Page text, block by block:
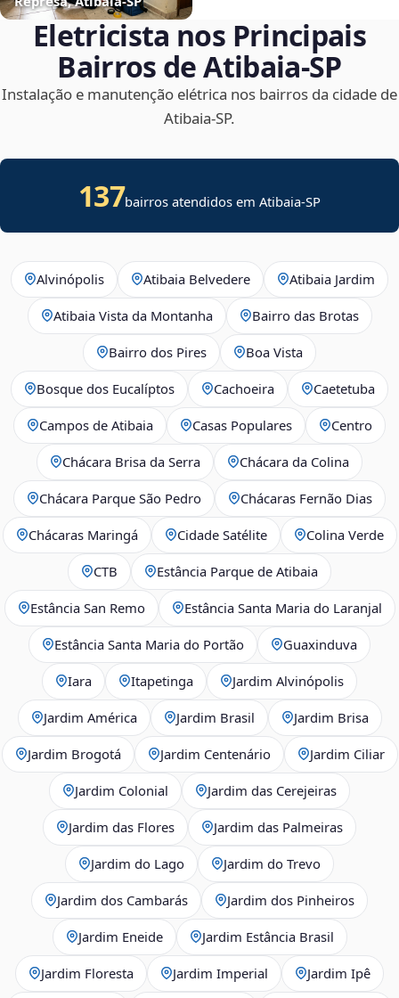
Eletricista nos Principais
Bairros de Atibaia‑SP
Instalação e manutenção elétrica nos bairros da cidade de
Atibaia‑SP.
137bairros atendidos em Atibaia-SP
Alvinópolis Atibaia Belvedere Atibaia Jardim
Atibaia Vista da Montanha Bairro das Brotas
Bairro dos Pires Boa Vista
Bosque dos Eucalíptos Cachoeira Caetetuba
Campos de Atibaia Casas Populares Centro
Chácara Brisa da Serra Chácara da Colina
Chácara Parque São Pedro Chácaras Fernão Dias
Chácaras Maringá Cidade Satélite Colina Verde
CTB Estância Parque de Atibaia
Estância San Remo Estância Santa Maria do Laranjal
Estância Santa Maria do Portão Guaxinduva
Iara Itapetinga Jardim Alvinópolis
Jardim América Jardim Brasil Jardim Brisa
Jardim Brogotá Jardim Centenário Jardim Ciliar
Jardim Colonial Jardim das Cerejeiras
Jardim das Flores Jardim das Palmeiras
Jardim do Lago Jardim do Trevo
Jardim dos Cambarás Jardim dos Pinheiros
Jardim Eneide Jardim Estância Brasil
Jardim Floresta Jardim Imperial Jardim Ipê